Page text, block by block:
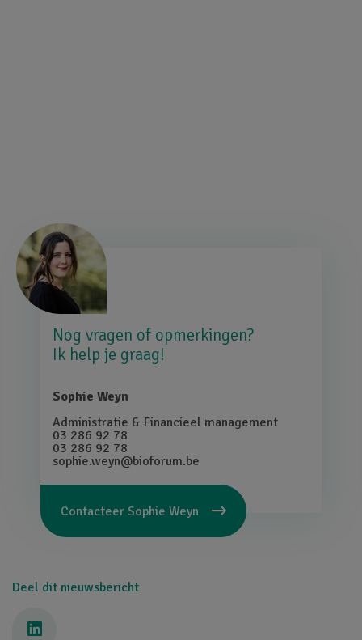
Afbeelding
Nog vragen of opmerkingen?
Ik help je graag!
Sophie Weyn
Administratie & Financieel management
03 286 92 78
03 286 92 78
sophie.weyn@bioforum.be
Contacteer Sophie Weyn
Deel dit nieuwsbericht